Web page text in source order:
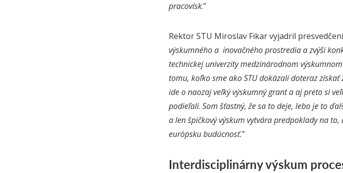
pracovísk.”
Rektor STU Miroslav Fikar vyjadril
výskumného a inovačného prostredia a zvýši
technickej univerzity medzinárodnom
tomu, koľko sme ako STU dokázali doteraz
ide o naozaj veľký výskumný grant a aj preto si
podieľali. Som šťastný, že sa to deje, lebo je to
a len špičkový výskum vytvára predpoklady na
európsku budúcnosť.”
Interdisciplinárny výskum